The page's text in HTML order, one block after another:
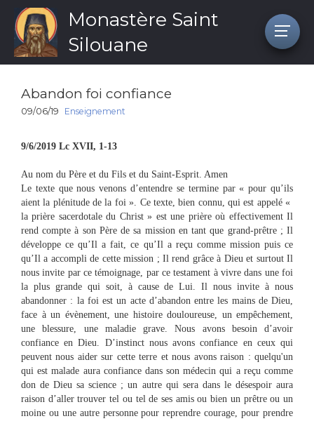
Monastère Saint
Silouane
Abandon foi confiance
09/06/19 Enseignement
9/6/2019 Lc XVII, 1-13
Au nom du Père et du Fils et du Saint-Esprit. Amen
Le texte que nous venons d’entendre se termine par « pour qu’ils
aient la plénitude de la foi ». Ce texte, bien connu, qui est appelé «
la prière sacerdotale du Christ » est une prière où effectivement Il
rend compte à son Père de sa mission en tant que grand-prêtre ; Il
développe ce qu’Il a fait, ce qu’Il a reçu comme mission puis ce
qu’Il a accompli de cette mission ; Il rend grâce à Dieu et surtout Il
nous invite par ce témoignage, par ce testament à vivre dans une foi
la plus grande qui soit, à cause de Lui. Il nous invite à nous
abandonner : la foi est un acte d’abandon entre les mains de Dieu,
face à un évènement, une histoire douloureuse, un empêchement,
une blessure, une maladie grave. Nous avons besoin d’avoir
confiance en Dieu. D’instinct nous avons confiance en ceux qui
peuvent nous aider sur cette terre et nous avons raison : quelqu'un
qui est malade aura confiance dans son médecin qui a reçu comme
don de Dieu sa science ; un autre qui sera dans le désespoir aura
raison d’aller trouver tel ou tel de ses amis ou bien un prêtre ou un
moine ou une autre personne pour reprendre courage, pour prendre